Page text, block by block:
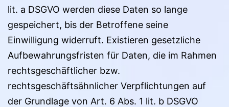
lit. a DSGVO werden diese Daten so lange
gespeichert, bis der Betroffene seine
Einwilligung widerruft. Existieren gesetzliche
Aufbewahrungsfristen für Daten, die im Rahmen
rechtsgeschäftlicher bzw.
rechtsgeschäftsähnlicher Verpflichtungen auf
der Grundlage von Art. 6 Abs. 1 lit. b DSGVO